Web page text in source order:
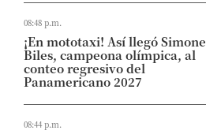
08:48 p.m.
¡En mototaxi! Así llegó Simone
Biles, campeona olímpica, al
conteo regresivo del
Panamericano 2027
08:44 p.m.